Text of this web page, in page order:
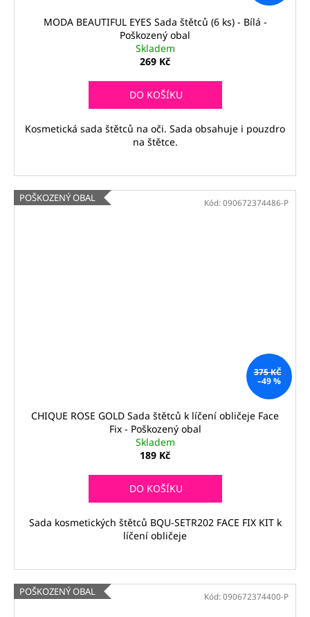
MODA BEAUTIFUL EYES Sada štětců (6 ks) - Bílá -
Poškozený obal
Skladem
269 Kč
DO KOŠÍKU
Kosmetická sada štětců na oči. Sada obsahuje i pouzdro
na štětce.
POŠKOZENÝ OBAL
375 KČ
–49 %
CHIQUE ROSE GOLD Sada štětců k líčení obličeje Face
Fix - Poškozený obal
Skladem
189 Kč
DO KOŠÍKU
Sada kosmetických štětců BQU-SETR202 FACE FIX KIT k
líčení obličeje
Kód: 090672374486-P
POŠKOZENÝ OBAL Kód: 090672374400-P